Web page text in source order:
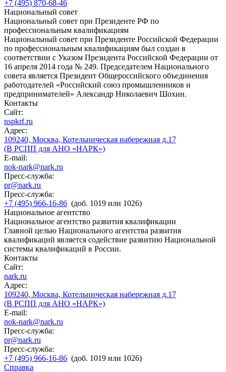
+7 (495) 870-68-46
Национальный совет
Национальный совет при Президенте РФ по
профессиональным квалификациям
Национальный совет при Президенте Российской Федерации
по профессиональным квалификациям был создан в
соответствии с Указом Президента Российской Федерации от
16 апреля 2014 года № 249. Председателем Национального
совета является Президент Общероссийского объединения
работодателей «Российский союз промышленников и
предпринимателей» Александр Николаевич Шохин.
Контакты
Сайт:
nspkrf.ru
Адрес:
109240, Москва, Котельническая набережная д.17
(В РСПП для АНО «НАРК»)
E-mail:
nok-nark@nark.ru
Пресс-служба:
pr@nark.ru
Пресс-служба:
+7 (495) 966-16-86 (доб. 1019 или 1026)
Национальное агентство
Национальное агентство развития квалификации
Главной целью Национального агентства развития
квалификаций является содействие развитию Национальной
системы квалификаций в России.
Контакты
Сайт:
nark.ru
Адрес:
109240, Москва, Котельническая набережная д.17
(В РСПП для АНО «НАРК»)
E-mail:
nok-nark@nark.ru
Пресс-служба:
pr@nark.ru
Пресс-служба:
+7 (495) 966-16-86 (доб. 1019 или 1026)
Справка